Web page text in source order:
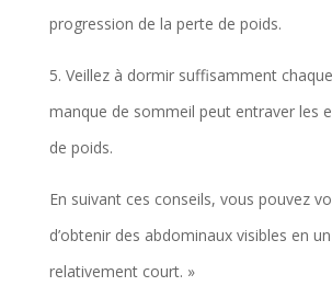
progression de la perte de poids.
5. Veillez à dormir suffisamment
manque de sommeil peut entraver les
de poids.
En suivant ces conseils, vous pouvez
d’obtenir des abdominaux visibles en
relativement court. »